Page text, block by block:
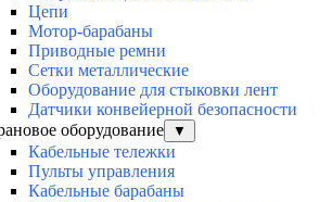
Цепи
Мотор-барабаны
Приводные ремни
Сетки металлические
Оборудование для стыковки лент
Датчики конвейерной безопасности
оборудование
▼
Кабельные тележки
Пульты управления
Кабельные барабаны